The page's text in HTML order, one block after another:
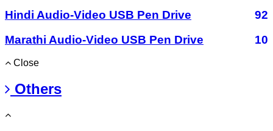
Hindi Audio-Video USB Pen Drive
92
Marathi Audio-Video USB Pen Drive
10
Close
Others